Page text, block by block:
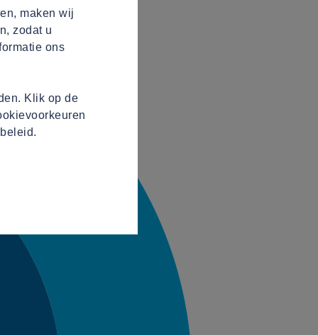
maken wij
zodat u
ons
Klik op de